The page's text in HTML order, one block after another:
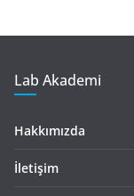
Lab Akademi
Hakkımızda
İletişim